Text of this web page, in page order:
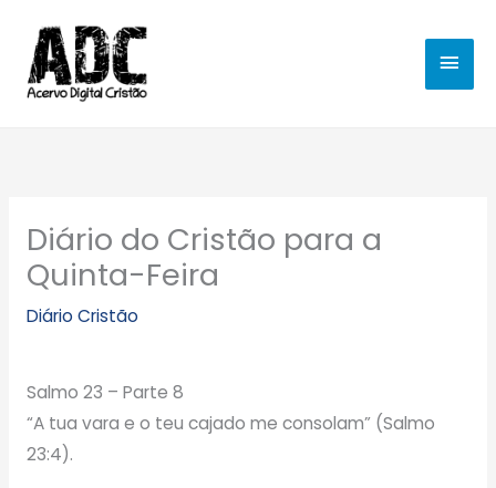
para
conteúdo
Diário do Cristão para a
Quinta-Feira
Diário Cristão
Salmo 23 – Parte 8
“A tua vara e o teu cajado me consolam” (Salmo
23:4).